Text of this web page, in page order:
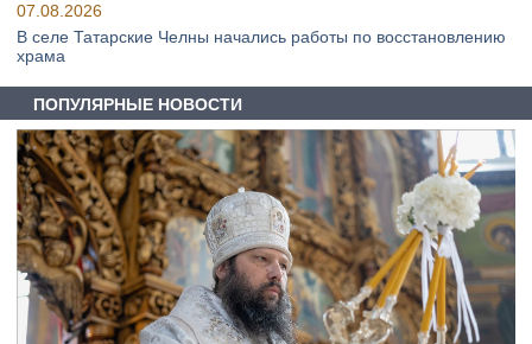
07.08.2026
В селе Татарские Челны начались работы по восстановлению
храма
ПОПУЛЯРНЫЕ НОВОСТИ